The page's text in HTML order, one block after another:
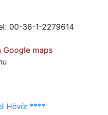
00-36-1-2279614
Google maps
Hévíz ****